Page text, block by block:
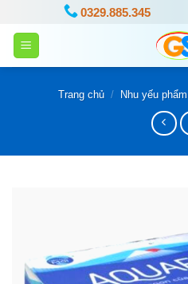
dung
0329.885.345
Trang chủ / Nhu yếu phẩm